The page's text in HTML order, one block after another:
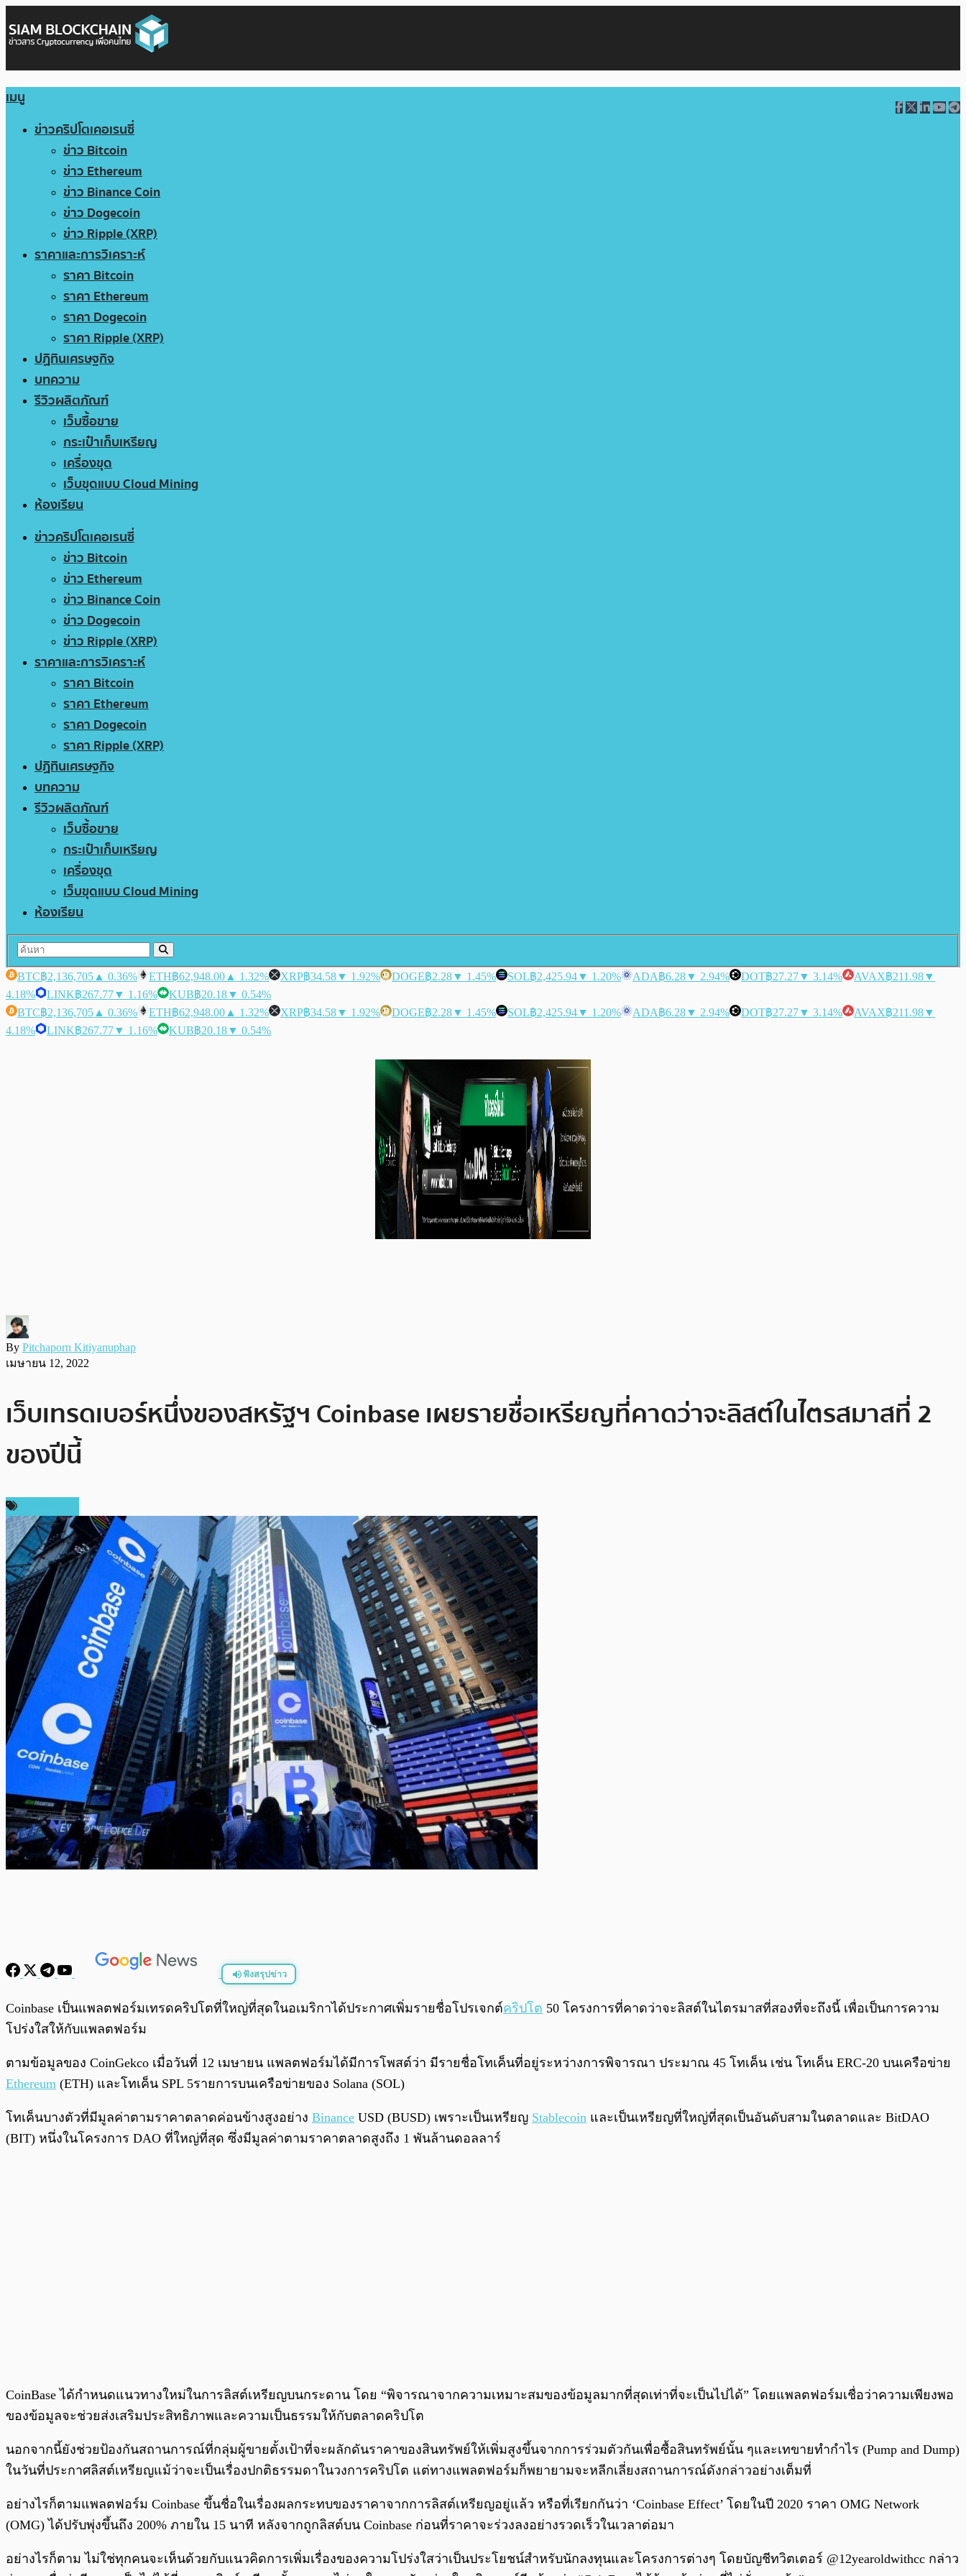
เมนู
ข่าวคริปโตเคอเรนซี่
ข่าว Bitcoin
ข่าว Ethereum
ข่าว Binance Coin
ข่าว Dogecoin
ข่าว Ripple (XRP)
ราคาและการวิเคราะห์
ราคา Bitcoin
ราคา Ethereum
ราคา Dogecoin
ราคา Ripple (XRP)
ปฏิทินเศรษฐกิจ
บทความ
รีวิวผลิตภัณฑ์
เว็บซื้อขาย
กระเป๋าเก็บเหรียญ
เครื่องขุด
เว็บขุดแบบ Cloud Mining
ห้องเรียน
ข่าวคริปโตเคอเรนซี่
ข่าว Bitcoin
ข่าว Ethereum
ข่าว Binance Coin
ข่าว Dogecoin
ข่าว Ripple (XRP)
ราคาและการวิเคราะห์
ราคา Bitcoin
ราคา Ethereum
ราคา Dogecoin
ราคา Ripple (XRP)
ปฏิทินเศรษฐกิจ
บทความ
รีวิวผลิตภัณฑ์
เว็บซื้อขาย
กระเป๋าเก็บเหรียญ
เครื่องขุด
เว็บขุดแบบ Cloud Mining
ห้องเรียน
BTC฿2,136,705 ▲ 0.36% ETH฿62,948.00 ▲ 1.32% XRP฿34.58▼ 1.92% DOGE฿2.28▼ 1.45% SOL฿2,425.94▼ 1.20% ADA฿6.28▼ 2.94% DOT฿27.27▼ 3.14% AVAX฿211.98▼
4.18%
LINK฿267.77▼ 1.16% KUB฿20.18▼ 0.54%
BTC฿2,136,705 ▲ 0.36% ETH฿62,948.00 ▲ 1.32% XRP฿34.58▼ 1.92% DOGE฿2.28▼ 1.45% SOL฿2,425.94▼ 1.20% ADA฿6.28▼ 2.94% DOT฿27.27▼ 3.14% AVAX฿211.98▼
4.18%
LINK฿267.77▼ 1.16% KUB฿20.18▼ 0.54%
By Pitchaporn Kitiyanuphap
เมษายน 12, 2022
เว็บเทรดเบอร์หนึ่งของสหรัฐฯ Coinbase เผยรายชื่อเหรียญที่คาดว่าจะลิสต์ในไตรสมาสที่ 2
ของปีนี้
ฟังสรุปข่าว
พร้อมเล่น 0:00
Coinbase เป็นแพลตฟอร์มเทรดคริปโตที่ใหญ่ที่สุดในอเมริกาได้ประกาศเพิ่มรายชื่อโปรเจกต์คริปโต 50 โครงการที่คาดว่าจะลิสต์ในไตรมาสที่สองที่จะถึงนี้ เพื่อเป็นการความ
โปร่งใสให้กับแพลตฟอร์ม
ตามข้อมูลของ CoinGekco เมื่อวันที่ 12 เมษายน แพลตฟอร์มได้มีการโพสต์ว่า มีรายชื่อโทเค็นที่อยู่ระหว่างการพิจารณา ประมาณ 45 โทเค็น เช่น โทเค็น ERC-20 บนเครือข่าย
Ethereum (ETH) และโทเค็น SPL 5รายการบนเครือข่ายของ Solana (SOL)
โทเค็นบางตัวที่มีมูลค่าตามราคาตลาดค่อนข้างสูงอย่าง Binance USD (BUSD) เพราะเป็นเหรียญ Stablecoin และเป็นเหรียญที่ใหญ่ที่สุดเป็นอันดับสามในตลาดและ BitDAO
(BIT) หนึ่งในโครงการ DAO ที่ใหญ่ที่สุด ซึ่งมีมูลค่าตามราคาตลาดสูงถึง 1 พันล้านดอลลาร์
CoinBase ได้กำหนดแนวทางใหม่ในการลิสต์เหรียญบนกระดาน โดย “พิจารณาจากความเหมาะสมของข้อมูลมากที่สุดเท่าที่จะเป็นไปได้” โดยแพลตฟอร์มเชื่อว่าความเพียงพอ
ของข้อมูลจะช่วยส่งเสริมประสิทธิภาพและความเป็นธรรมให้กับตลาดคริปโต
นอกจากนี้ยังช่วยป้องกันสถานการณ์ที่กลุ่มผู้ขายตั้งเป้าที่จะผลักดันราคาของสินทรัพย์ให้เพิ่มสูงขึ้นจากการร่วมตัวกันเพื่อซื้อสินทรัพย์นั้น ๆและเทขายทำกำไร (Pump and Dump)
ในวันที่ประกาศลิสต์เหรียญแม้ว่าจะเป็นเรื่องปกติธรรมดาในวงการคริปโต แต่ทางแพลตฟอร์มก็พยายามจะหลีกเลี่ยงสถานการณ์ดังกล่าวอย่างเต็มที่
อย่างไรก็ตามแพลตฟอร์ม Coinbase ขึ้นชื่อในเรื่องผลกระทบของราคาจากการลิสต์เหรียญอยู่แล้ว หรือที่เรียกกันว่า ‘Coinbase Effect’ โดยในปี 2020 ราคา OMG Network
(OMG) ได้ปรับพุ่งขึ้นถึง 200% ภายใน 15 นาที หลังจากถูกลิสต์บน Coinbase ก่อนที่ราคาจะร่วงลงอย่างรวดเร็วในเวลาต่อมา
อย่างไรก็ตาม ไม่ใช่ทุกคนจะเห็นด้วยกับแนวคิดการเพิ่มเรื่องของความโปร่งใสว่าเป็นประโยชน์สำหรับนักลงทุนและโครงการต่างๆ โดยบัญชีทวิตเตอร์ @12yearoldwithcc กล่าว